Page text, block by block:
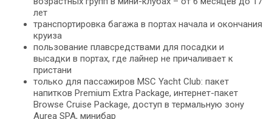
лет
транспортировка багажа в портах начала и окончания
круиза
пользование плавсредствами для посадки и
высадки в портах, где лайнер не причаливает к
пристани
только для пассажиров MSC Yacht Club: пакет
напитков Premium Extra Package, интернет-пакет
Browse Cruise Package, доступ в термальную зону
Aurea SPA, минибар